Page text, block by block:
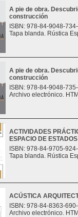
A pie de obra.
construcción
ISBN: 978-84-9048-
Tapa blanda. Rústica
A pie de obra.
construcción
ISBN: 978-84-9048-
Archivo electrónico.
ACTIVIDADES
ESPACIO DE ESTADOS
ISBN: 978-84-9705-
Tapa blanda. Rústica
ACÚSTICA
ISBN: 978-84-8363-
Archivo electrónico.